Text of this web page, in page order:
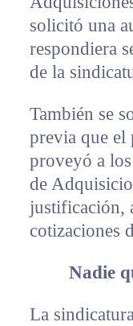
solicitó una
respondiera
de la
También se
previa que
proveyó a
de
justificación,
cotizaciones
Nadie
La